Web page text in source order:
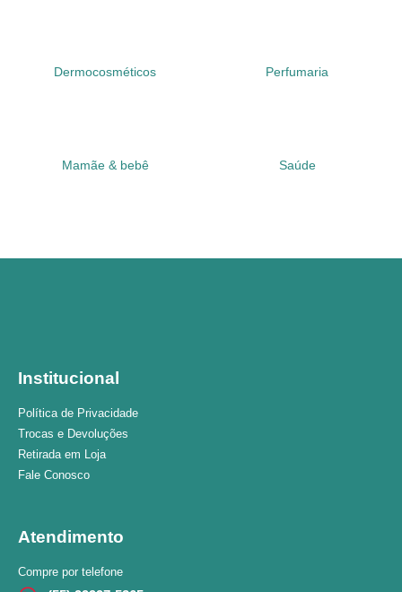
Dermocosméticos Perfumaria
Mamãe & bebê Saúde
Institucional
Política de Privacidade
Trocas e Devoluções
Retirada em Loja
Fale Conosco
Atendimento
Compre por telefone